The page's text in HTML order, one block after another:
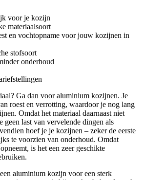
voor je kozijn
materiaalsoort
en vochtopname voor jouw kozijnen in
stofsoort
onderhoud
Ga dan voor aluminium kozijnen. Je
roest en verrotting, waardoor je nog lang
Omdat het materiaal daarnaast niet
geen last van vervelende dingen als
hoef je je kozijnen – zeker de eerste
te voorzien van onderhoud. Omdat
is het een zeer geschikte
aluminium kozijn voor een sterk